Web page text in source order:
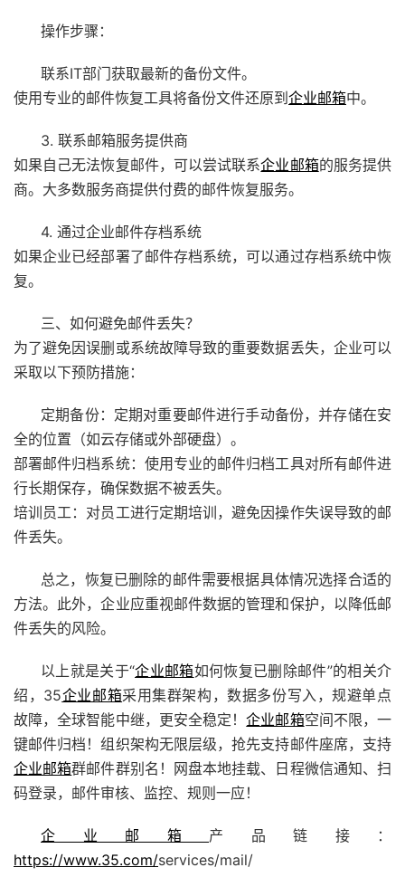
操作步骤：
联系IT部门获取最新的备份文件。
使用专业的邮件恢复工具将备份文件还原到企业邮箱中。
3. 联系邮箱服务提供商
如果自己无法恢复邮件，可以尝试联系企业邮箱的服务提供
商。大多数服务商提供付费的邮件恢复服务。
4. 通过企业邮件存档系统
如果企业已经部署了邮件存档系统，可以通过存档系统中恢
复。
三、如何避免邮件丢失？
为了避免因误删或系统故障导致的重要数据丢失，企业可以
采取以下预防措施：
定期备份：定期对重要邮件进行手动备份，并存储在安
全的位置（如云存储或外部硬盘）。
部署邮件归档系统：使用专业的邮件归档工具对所有邮件进
行长期保存，确保数据不被丢失。
培训员工：对员工进行定期培训，避免因操作失误导致的邮
件丢失。
总之，恢复已删除的邮件需要根据具体情况选择合适的
方法。此外，企业应重视邮件数据的管理和保护，以降低邮
件丢失的风险。
以上就是关于“企业邮箱如何恢复已删除邮件”的相关介
绍，35企业邮箱采用集群架构，数据多份写入，规避单点
故障，全球智能中继，更安全稳定！企业邮箱空间不限，一
键邮件归档！组织架构无限层级，抢先支持邮件座席，支持
企业邮箱群邮件群别名！网盘本地挂载、日程微信通知、扫
码登录，邮件审核、监控、规则一应！
企业邮箱 产品链接：
https://www.35.com/services/mail/